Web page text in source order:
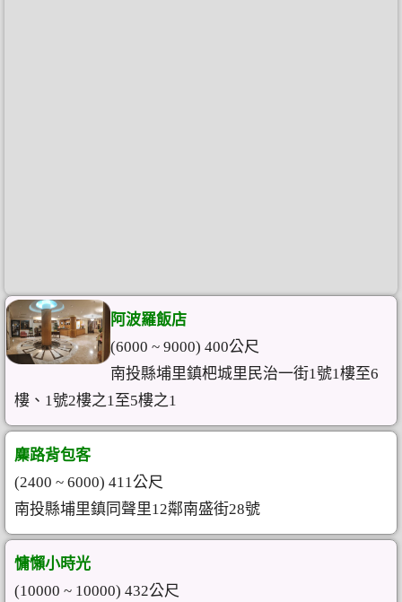
阿波羅飯店
(6000 ~ 9000) 400公尺
南投縣埔里鎮杷城里民治一街1號1樓至6
樓、1號2樓之1至5樓之1
麋路背包客
(2400 ~ 6000) 411公尺
南投縣埔里鎮同聲里12鄰南盛街28號
慵懶小時光
(10000 ~ 10000) 432公尺